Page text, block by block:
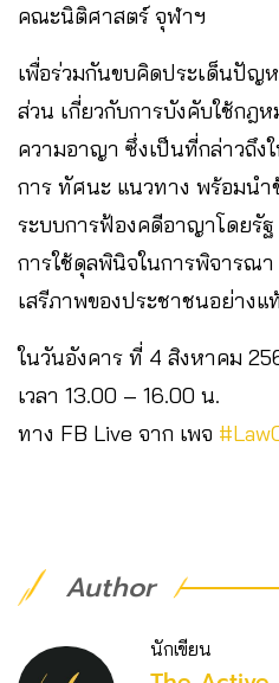
คณะนิติศาสตร์ จุฬาฯ
เพื่อร่วมกันขบคิดประเด็นปัญ
ส่วน เกี่ยวกับการบังคับใช้กฎ
ความอาญา ซึ่งเป็นที่กล่าวถึง
การ ทัศนะ แนวทาง พร้อมน
ระบบการฟ้องคดีอาญาโดยรัฐ
การใช้ดุลพินิจในการพิจารณา
เสรีภาพของประชาชนอย่างแ
ในวันอังคาร ที่ 4 สิงหาคม
เวลา 13.00 – 16.00 น.
ทาง FB Live จาก เพจ
Author
นักเขียน